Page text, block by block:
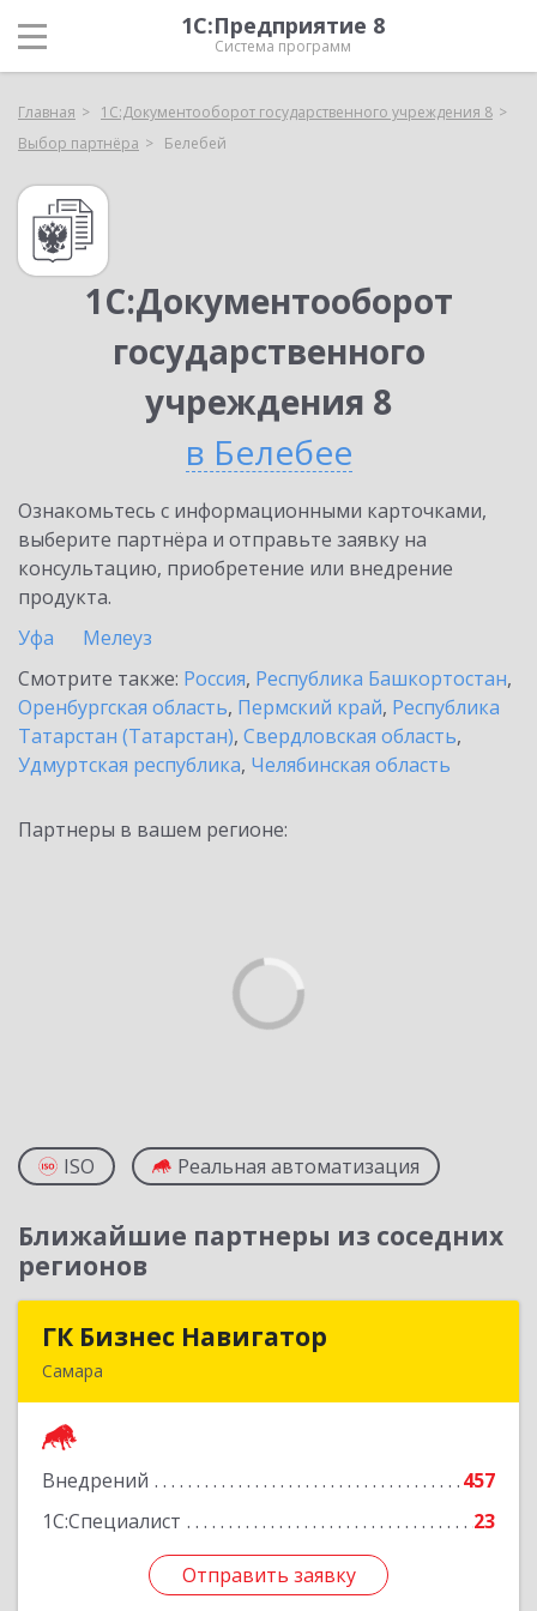
1С:Предприятие 8
Система программ
Главная
1С:Документооборот государственного учреждения 8
Выбор партнёра
Белебей
1С:Документооборот
государственного
учреждения 8
в Белебее
Ознакомьтесь с информационными карточками,
выберите партнёра и отправьте заявку на
консультацию, приобретение или внедрение
продукта.
Уфа
Мелеуз
Смотрите также: Россия, Республика Башкортостан,
Оренбургская область, Пермский край, Республика
Татарстан (Татарстан), Свердловская область,
Удмуртская республика, Челябинская область
Партнеры в вашем регионе:
ISO Реальная автоматизация
Ближайшие партнеры из соседних
регионов
ГК Бизнес Навигатор
Самара
Внедрений
457
1С:Специалист
23
Отправить заявку
ГК Бизнес Навигатор
Подробнее
Отправить заявку